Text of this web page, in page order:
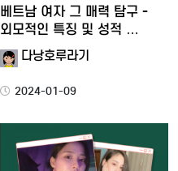
베트남 여자 그 매력 탐구 -
외모적인 특징 및 성적 …
다낭호루라기
2024-01-09